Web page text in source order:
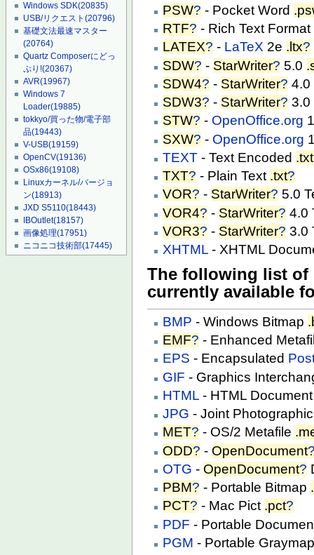
Windows SDK(20835)
USB/リクエスト(20796)
基礎文法最速マスター
(20764)
Quartz Composerにどっ
ぷり!(20367)
AVR(19967)
Windows 7
Loader(19885)
tokkyo/買った物/電子部
品(19443)
V-USB(19159)
OpenCV(19136)
OSx86(19108)
Linuxカーネル/バージョ
ン(18913)
JXD S5110(18443)
IBOutlet(18157)
画像処理(17951)
ニコニコ技術部(17445)
PSW? - Pocket Word
RTF? - Rich Text Format
LATEX? - LaTeX 2e .ltx?
SDW? - StarWriter? 5.0
SDW4? - StarWriter? 4.0
SDW3? - StarWriter? 3.0
STW? - OpenOffice.org
SXW? - OpenOffice.org
TEXT - Text Encoded .txt
TXT? - Plain Text .txt?
VOR? - StarWriter? 5.0
VOR4? - StarWriter? 4.0
VOR3? - StarWriter? 3.0
XHTML - XHTML
The following list of
currently available
BMP - Windows Bitmap
EMF? - Enhanced
EPS - Encapsulated
GIF - Graphics
HTML - HTML
JPG - Joint
MET? - OS/2 Metafile
ODD? - OpenDocument
OTG - OpenDocument?
PBM? - Portable Bitmap
PCT? - Mac Pict .pct?
PDF - Portable
PGM - Portable